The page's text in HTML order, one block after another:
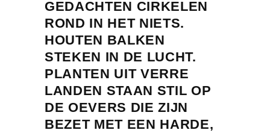
GEDACHTEN CIRKELEN
ROND IN HET NIETS.
HOUTEN BALKEN
STEKEN IN DE LUCHT.
PLANTEN UIT VERRE
LANDEN STAAN STIL OP
DE OEVERS DIE ZIJN
BEZET MET EEN HARDE,